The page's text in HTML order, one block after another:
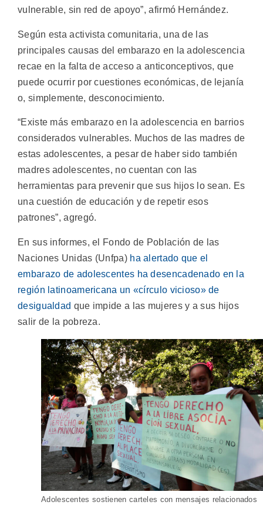
vulnerable, sin red de apoyo”, afirmó Hernández.
Según esta activista comunitaria, una de las
principales causas del embarazo en la adolescencia
recae en la falta de acceso a anticonceptivos, que
puede ocurrir por cuestiones económicas, de lejanía
o, simplemente, desconocimiento.
“Existe más embarazo en la adolescencia en barrios
considerados vulnerables. Muchos de las madres de
estas adolescentes, a pesar de haber sido también
madres adolescentes, no cuentan con las
herramientas para prevenir que sus hijos lo sean. Es
una cuestión de educación y de repetir esos
patrones”, agregó.
En sus informes, el Fondo de Población de las
Naciones Unidas (Unfpa) ha alertado que el
embarazo de adolescentes ha desencadenado en la
región latinoamericana un «círculo vicioso» de
desigualdad que impide a las mujeres y a sus hijos
salir de la pobreza.
Adolescentes sostienen carteles con mensajes relacionados